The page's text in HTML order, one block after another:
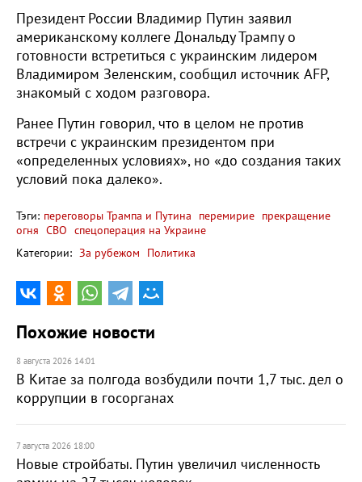
Президент России Владимир Путин заявил
американскому коллеге Дональду Трампу о
готовности встретиться с украинским лидером
Владимиром Зеленским, сообщил источник AFP,
знакомый с ходом разговора.
Ранее Путин говорил, что в целом не против
встречи с украинским президентом при
«определенных условиях», но «до создания таких
условий пока далеко».
Тэги: переговоры Трампа и Путина перемирие прекращение
огня СВО спецоперация на Украине
Категории: За рубежом Политика
Похожие новости
8 августа 2026 14:01
В Китае за полгода возбудили почти 1,7 тыс. дел о
коррупции в госорганах
7 августа 2026 18:00
Новые стройбаты. Путин увеличил численность